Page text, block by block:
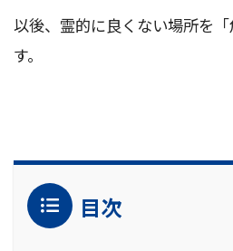
以後、霊的に良くない場所を
す。
目次